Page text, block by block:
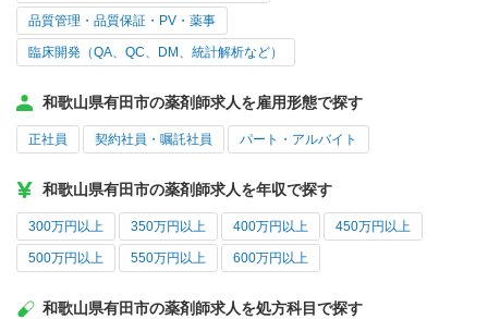
品質管理・品質保証・PV・薬事
臨床開発（QA、QC、DM、統計解析など）
和歌山県有田市の薬剤師求人を雇用形態で探す
正社員 契約社員・嘱託社員 パート・アルバイト
和歌山県有田市の薬剤師求人を年収で探す
300万円以上 350万円以上 400万円以上 450万円以上
500万円以上 550万円以上 600万円以上
和歌山県有田市の薬剤師求人を処方科目で探す